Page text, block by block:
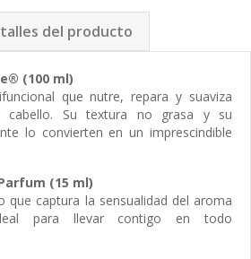
del producto
(100 ml)
que nutre, repara y suaviza
cabello. Su textura no grasa y su
lo convierten en un imprescindible
(15 ml)
que captura la sensualidad del aroma
para llevar contigo en todo